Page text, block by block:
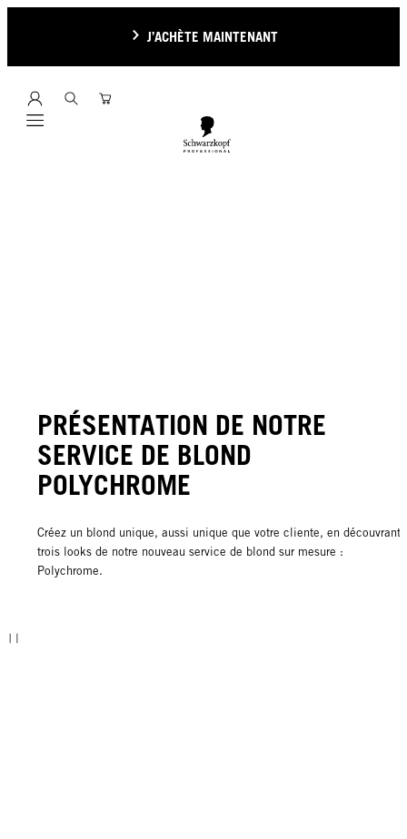
J’ACHÈTE MAINTENANT
Mobile navigation
PRÉSENTATION DE NOTRE
SERVICE DE BLOND
POLYCHROME
Créez un blond unique, aussi unique que votre cliente, en découvrant
trois looks de notre nouveau service de blond sur mesure :
Polychrome.